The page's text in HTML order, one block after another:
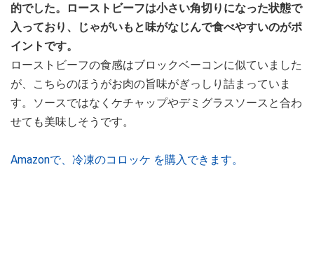
的でした。ローストビーフは小さい角切りになった状態で
入っており、じゃがいもと味がなじんで食べやすいのがポ
イントです。
ローストビーフの食感はブロックベーコンに似ていました
が、こちらのほうがお肉の旨味がぎっしり詰まっていま
す。ソースではなくケチャップやデミグラスソースと合わ
せても美味しそうです。
Amazonで、冷凍のコロッケ を購入できます。